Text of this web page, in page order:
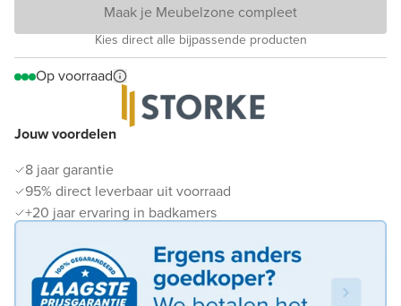
Jouw voordelen
8 jaar garantie
95% direct leverbaar uit voorraad
+20 jaar ervaring in badkamers
Maak je Meubelzone compleet
Kies direct alle bijpassende producten
Op voorraad